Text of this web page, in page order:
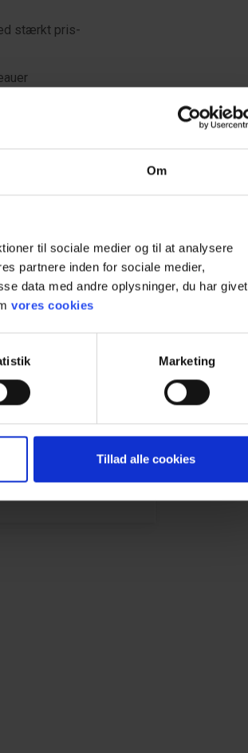
Om
til sociale medier og til at analysere
partnere inden for sociale medier,
data med andre oplysninger, du har givet
vores cookies
Marketing
Tillad alle cookies
stærkt pris-